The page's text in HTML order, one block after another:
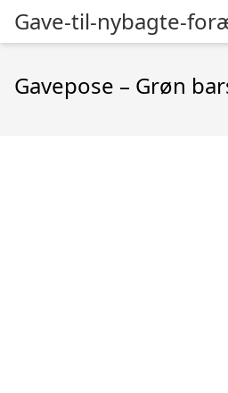
Gave-til-nybagte-
Gavepose – Grøn